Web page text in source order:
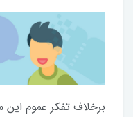
برخلاف تفکر عموم این